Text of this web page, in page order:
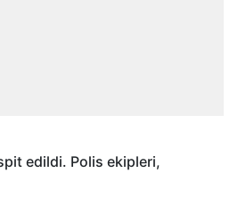
edildi. Polis ekipleri,